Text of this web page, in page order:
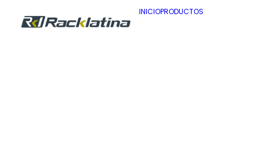
INICIOPRODUCTOS